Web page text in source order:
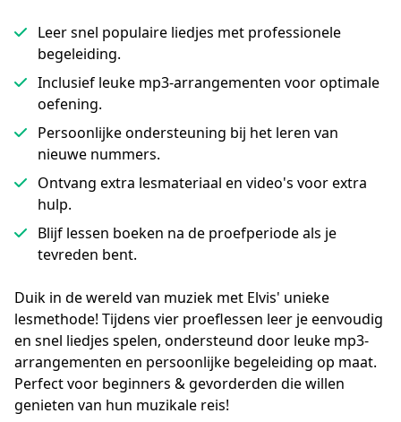
Leer snel populaire liedjes met professionele
begeleiding.
Inclusief leuke mp3-arrangementen voor optimale
oefening.
Persoonlijke ondersteuning bij het leren van
nieuwe nummers.
Ontvang extra lesmateriaal en video's voor extra
hulp.
Blijf lessen boeken na de proefperiode als je
tevreden bent.
Duik in de wereld van muziek met Elvis' unieke
lesmethode! Tijdens vier proeflessen leer je eenvoudig
en snel liedjes spelen, ondersteund door leuke mp3-
arrangementen en persoonlijke begeleiding op maat.
Perfect voor beginners & gevorderden die willen
genieten van hun muzikale reis!